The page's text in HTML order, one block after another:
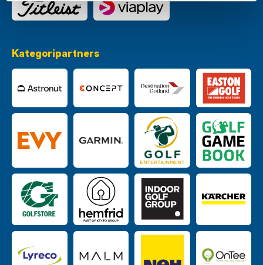
Kategoripartners